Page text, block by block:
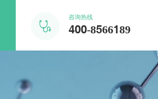

咨询热线
400-8566189